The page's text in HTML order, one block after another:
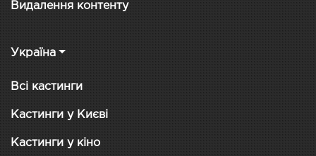
Видалення контенту
Україна
Всі кастинги
Кастинги у Києві
Кастинги у кіно